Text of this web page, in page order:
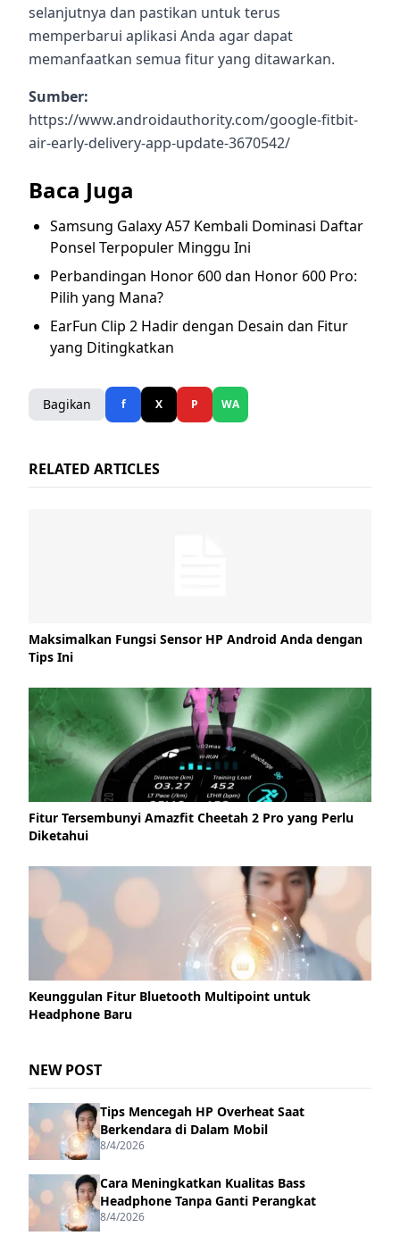
selanjutnya dan pastikan untuk terus
memperbarui aplikasi Anda agar dapat
memanfaatkan semua fitur yang ditawarkan.
Sumber:
https://www.androidauthority.com/google-fitbit-
air-early-delivery-app-update-3670542/
Baca Juga
Samsung Galaxy A57 Kembali Dominasi Daftar
Ponsel Terpopuler Minggu Ini
Perbandingan Honor 600 dan Honor 600 Pro:
Pilih yang Mana?
EarFun Clip 2 Hadir dengan Desain dan Fitur
yang Ditingkatkan
Bagikan f X P WA
RELATED ARTICLES
Maksimalkan Fungsi Sensor HP Android Anda dengan
Tips Ini
Fitur Tersembunyi Amazfit Cheetah 2 Pro yang Perlu
Diketahui
Keunggulan Fitur Bluetooth Multipoint untuk
Headphone Baru
NEW POST
Tips Mencegah HP Overheat Saat
Berkendara di Dalam Mobil
8/4/2026
Cara Meningkatkan Kualitas Bass
Headphone Tanpa Ganti Perangkat
8/4/2026